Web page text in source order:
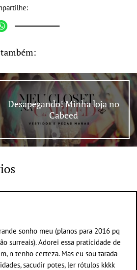
Desapegando! Minha loja no
Cabeed
sonho meu (planos para 2016 pq
surreais). Adorei essa praticidade de
n tenho certeza. Mas eu sou tarada
sacudir potes, ler rótulos kkkk